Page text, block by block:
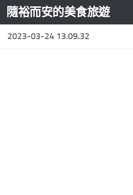
Skip to content
隨裕而安的美食旅遊
2023-03-24 13.09.32